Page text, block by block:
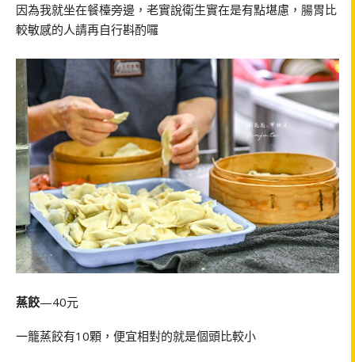
因為我就坐在餐檯旁邊，老實說衛生實在是有點堪慮，腸胃比
較敏感的人請再自行斟酌囉
蒸餃—40元
一籠蒸餃有10顆，便宜相對的就是個頭比較小